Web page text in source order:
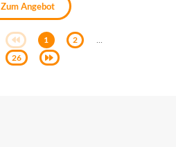
Zum Angebot
1 2 ...
26